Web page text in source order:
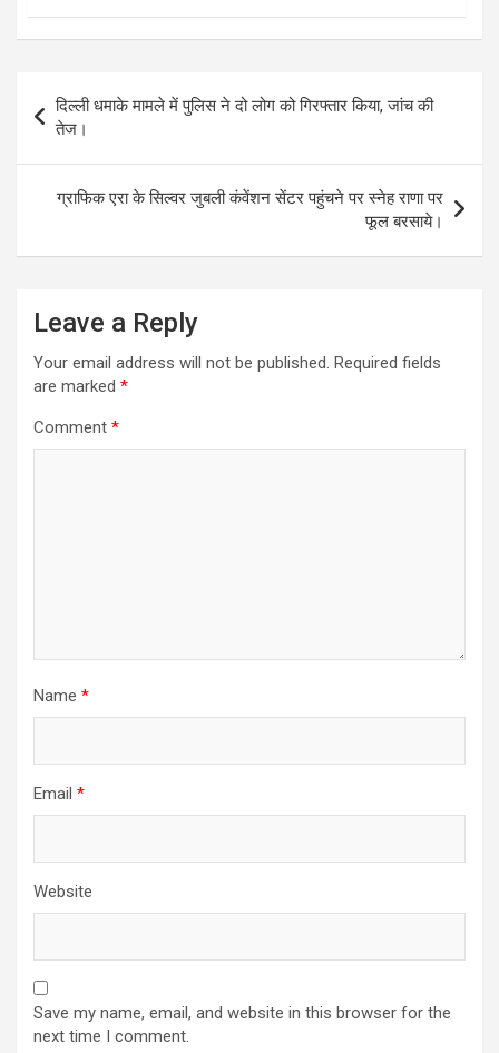
navigation
दिल्ली धमाके मामले में पुलिस ने दो लोग को गिरफ्तार किया, जांच की
तेज।
ग्राफिक एरा के सिल्वर जुबली कंवेंशन सेंटर पहुंचने पर स्नेह राणा पर
फूल बरसाये।
Leave a Reply
Your email address will not be published. Required fields
are marked *
Comment *
Name *
Email *
Website
Save my name, email, and website in this browser for the
next time I comment.